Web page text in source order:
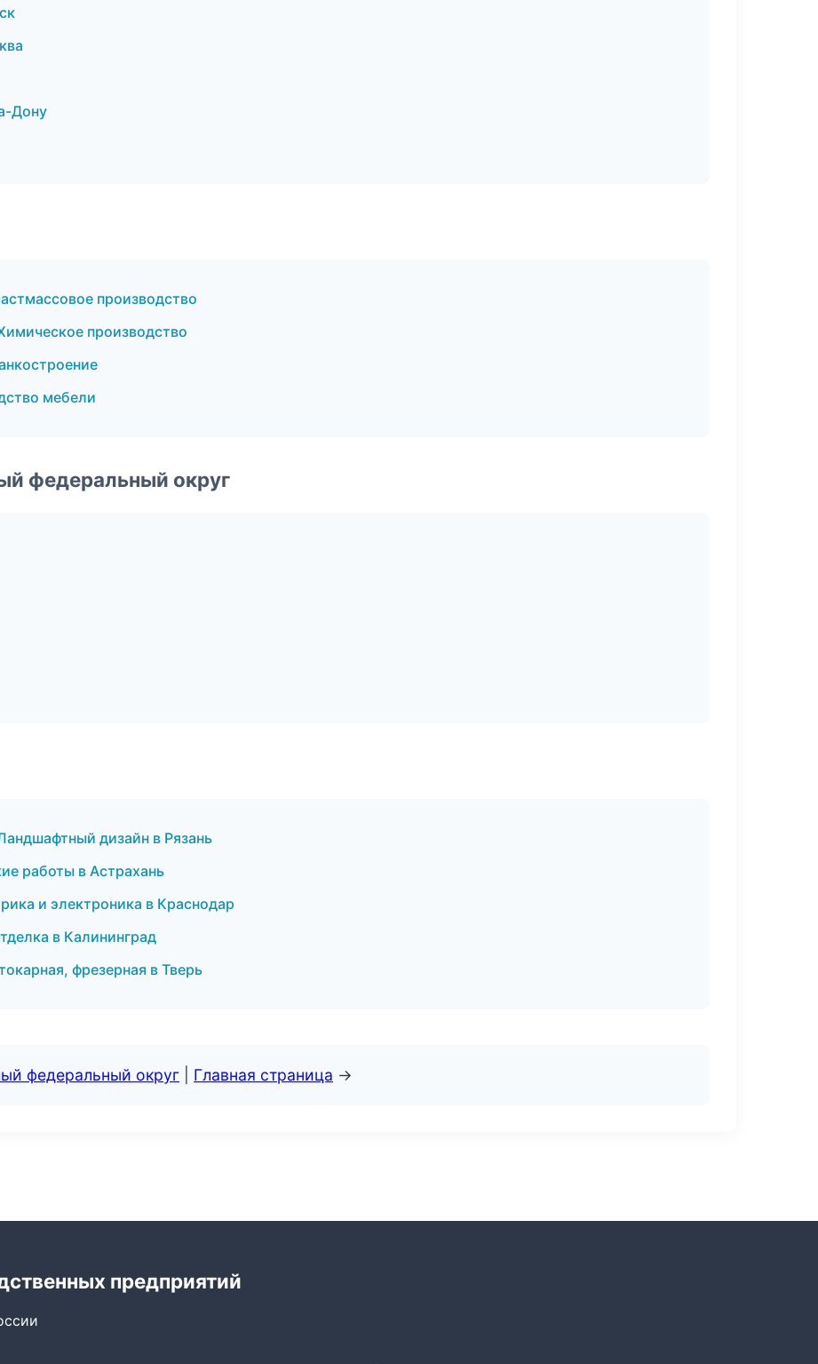
Дону
производство
производство
мебели
федеральный округ
дизайн в Рязань
работы в Астрахань
и электроника в Краснодар
в Калининград
фрезерная в Тверь
федеральный округ Главная страница →
предприятий